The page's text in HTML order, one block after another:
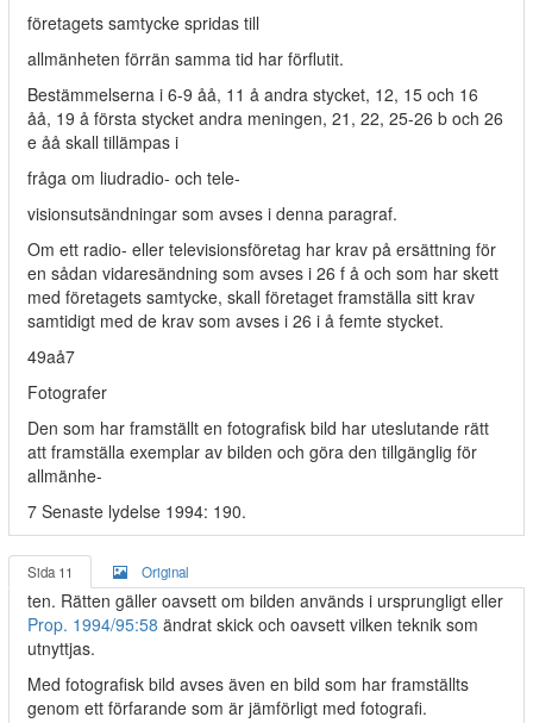
företagets samtycke spridas till
allmänheten förrän samma tid har förflutit.
Bestämmelserna i 6-9 åå, 11 å andra stycket, 12, 15 och 16
åå, 19 å första stycket andra meningen, 21, 22, 25-26 b och 26
e åå skall tillämpas i
fråga om liudradio- och tele-
visionsutsändningar som avses i denna paragraf.
Om ett radio- eller televisionsföretag har krav på ersättning för
en sådan vidaresändning som avses i 26 f å och som har skett
med företagets samtycke, skall företaget framställa sitt krav
samtidigt med de krav som avses i 26 i å femte stycket.
49aå7
Fotografer
Den som har framställt en fotografisk bild har uteslutande rätt
att framställa exemplar av bilden och göra den tillgänglig för
allmänhe-
7 Senaste lydelse 1994: 190.
Sida 11 Original
ten. Rätten gäller oavsett om bilden används i ursprungligt eller
Prop. 1994/95:58 ändrat skick och oavsett vilken teknik som
utnyttjas.
Med fotografisk bild avses även en bild som har framställts
genom ett förfarande som är jämförligt med fotografi.